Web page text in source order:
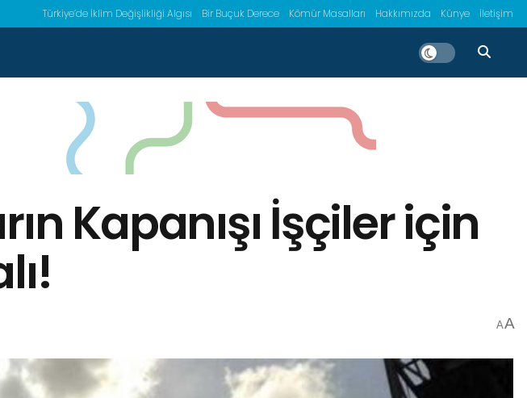
Türkiye’de İklim Değişlikliği Algısı Bir Buçuk Derece Kömür Masalları Hakkımızda Künye İletişim
Kapanışı İşçiler için
AA